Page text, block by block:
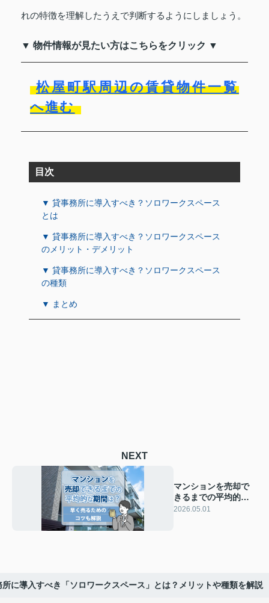
れの特徴を理解したうえで判断するようにしましょう。
▼ 物件情報が見たい方はこちらをクリック ▼
松屋町駅周辺の賃貸物件一覧
へ進む
目次
▼ 貸事務所に導入すべき？ソロワークスペース
とは
▼ 貸事務所に導入すべき？ソロワークスペース
のメリット・デメリット
▼ 貸事務所に導入すべき？ソロワークスペース
の種類
▼ まとめ
NEXT
マンションを売却で
きるまでの平均的な
期間は？早く売るた
2026.05.01
所に導入すべき「ソロワークスペース」とは？メリットや種類を解説